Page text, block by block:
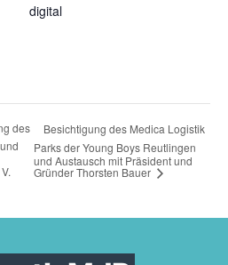
digital
des
Besichtigung des Medica Logistik
Parks der Young Boys Reutlingen
und Austausch mit Präsident und
Gründer Thorsten Bauer